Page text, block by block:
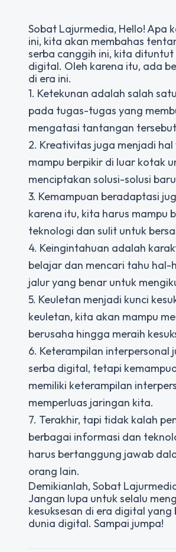
Sobat Lajurmedia, Hello! Apa
ini, kita akan membahas
serba canggih ini, kita
digital. Oleh karena itu, ada
di era ini.
1. Ketekunan adalah salah
pada tugas-tugas yang
mengatasi tantangan
2. Kreativitas juga menjadi
mampu berpikir di luar kotak
menciptakan solusi-solusi
3. Kemampuan beradaptasi
karena itu, kita harus mampu
teknologi dan sulit untuk
4. Keingintahuan adalah
belajar dan mencari tahu hal-
jalur yang benar untuk
5. Keuletan menjadi kunci
keuletan, kita akan mampu
berusaha hingga meraih
6. Keterampilan
serba digital, tetapi
memiliki keterampilan
memperluas jaringan kita.
7. Terakhir, tapi tidak kalah
berbagai informasi dan
harus bertanggung jawab
orang lain.
Demikianlah, Sobat
Jangan lupa untuk selalu
kesuksesan di era digital
dunia digital. Sampai jumpa!